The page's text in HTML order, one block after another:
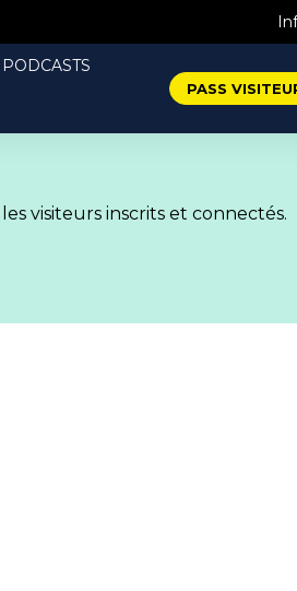
PODCASTS
PASS
visiteurs inscrits et connectés.